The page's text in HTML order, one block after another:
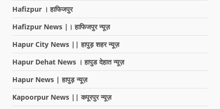
Hafizpur । हाफिजपुर
Hafizpur News |। हाफिजपुर न्यूज़
Hapur City News || हापुड़ शहर न्यूज़
Hapur Dehat News । हापुड देहात न्यूज़
Hapur News | हापुड़ न्यूज़
Kapoorpur News || कपूरपुर न्यूज़